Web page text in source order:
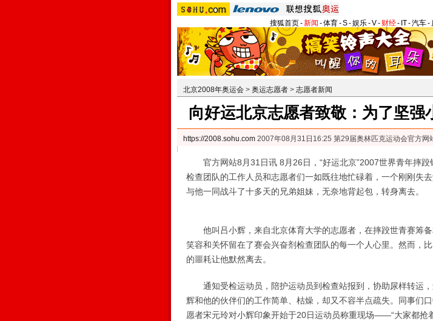
搜狐首页-新闻 -体育-S-娱乐-V- 财经- IT-汽车-
北京2008年奥运会 > 奥运志愿者 > 志愿者新闻
向好运北京志愿者致敬：为了坚强
https://2008.sohu.com 2007年08月31日16:25 第29届奥林匹克运动会官方网
官方网站8月31日讯 8月26日，“好运北京”2007世界青年摔跤
检查团队的工作人员和志愿者们一如既往地忙碌着，一个刚刚失
与他一同战斗了十多天的兄弟姐妹，无奈地背起包，转身离去。
他叫吕小辉，来自北京体育大学的志愿者，在摔跤世青赛筹备
笑容和关怀留在了赛会兴奋剂检查团队的每一个人心里。然而，
的噩耗让他默然离去。
通知受检运动员，陪护运动员到检查站报到，协助尿样转运，
辉和他的伙伴们的工作简单、枯燥，却又不容半点疏失。同事们
愿者宋元玲对小辉印象开始于20日运动员称重现场——“大家都抢